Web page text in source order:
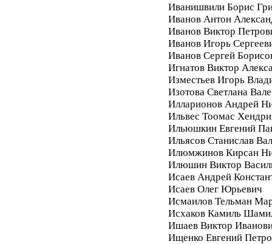
Иванишвили Борис
Иванов Антон
Иванов Виктор
Иванов Игорь
Иванов Сергей
Игнатов Виктор
Изместьев Игорь
Изотова Светлана
Илларионов Андрей
Ильвес Тоомас
Ильюшкин Евгений
Ильясов Станислав
Илюмжинов Кирсан
Илюшин Виктор
Исаев Андрей
Исаев Олег Юрьевич
Исмаилов Тельман
Исхаков Камиль
Ишаев Виктор
Ищенко Евгений